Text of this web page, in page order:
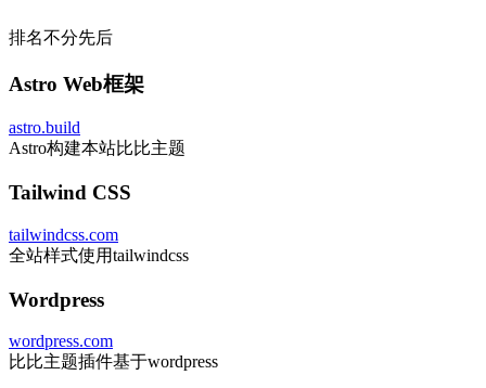
排名不分先后
Astro Web框架
astro.build
Astro构建本站比比主题
Tailwind CSS
tailwindcss.com
全站样式使用tailwindcss
Wordpress
wordpress.com
比比主题插件基于wordpress